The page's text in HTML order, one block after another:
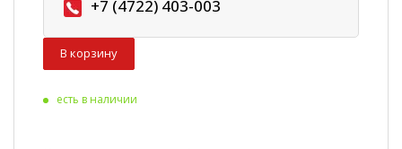
+7 (4722) 403-003
В корзину
есть в наличии